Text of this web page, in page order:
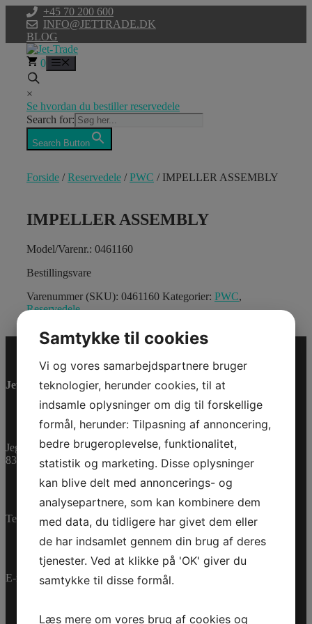
indhold
+45 70 200 600
INFO@JETTRADE.DK
BLOG
0
×
Se hvordan du bestiller reservedele
Search for:
Search Button
Forside /Reservedele /PWC / IMPELLER ASSEMBLY
IMPELLER ASSEMBLY
Model/Varenr.: 0461160
Bestillingsvare
Varenummer (SKU): 0461160 Kategorier: PWC,
Reservedele
Jet-Trade Powersport
Jegstrupvej 280
8361 Hasselager
Telefon:+45 70 200 600
E-mail:info@jettrade.dk
Samtykke til cookies
Vi og vores samarbejdspartnere bruger
teknologier, herunder cookies, til at
indsamle oplysninger om dig til forskellige
formål, herunder: Tilpasning af annoncering,
bedre brugeroplevelse, funktionalitet,
statistik og marketing. Disse oplysninger
kan blive delt med annoncerings- og
analysepartnere, som kan kombinere dem
med data, du tidligere har givet dem eller
de har indsamlet gennem din brug af deres
tjenester. Ved at klikke på 'OK' giver du
samtykke til disse formål.
Læs mere om vores brug af cookies og